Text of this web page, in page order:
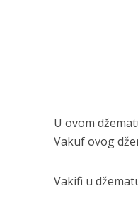
U ovom
Vakuf ovog
Vakifi u